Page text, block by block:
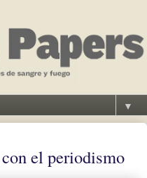
▼
el periodismo